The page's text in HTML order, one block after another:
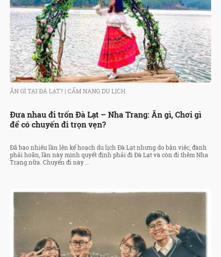
ĂN GÌ TẠI ĐÀ LẠT? | CẨM NANG DU LỊCH
Đưa nhau đi trốn Đà Lạt – Nha Trang: Ăn gì, Chơi gì
để có chuyến đi trọn vẹn?
Đã bao nhiêu lần lên kế hoạch du lịch Đà Lạt nhưng do bận việc, đành
phải hoãn, lần này mình quyết định phải đi Đà Lạt và còn đi thêm Nha
Trang nữa. Chuyến đi này ...